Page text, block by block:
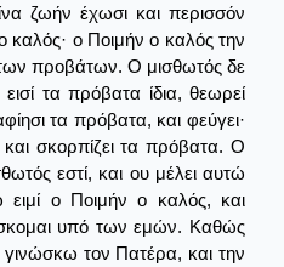
ζωήν έχωσι και περισσόν
καλός· ο Ποιμήν ο καλός την
προβάτων. Ο μισθωτός δε
τα πρόβατα ίδια, θεωρεί
τα πρόβατα, και φεύγει·
σκορπίζει τα πρόβατα. Ο
εστί, και ου μέλει αυτώ
ο Ποιμήν ο καλός, και
υπό των εμών. Καθώς
τον Πατέρα, και την